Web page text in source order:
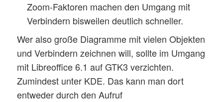
Zoom-Faktoren machen den Umgang mit
Verbindern bisweilen deutlich schneller.
Wer also große Diagramme mit vielen Objekten
und Verbindern zeichnen will, sollte im Umgang
mit Libreoffice 6.1 auf GTK3 verzichten.
Zumindest unter KDE. Das kann man dort
entweder durch den Aufruf